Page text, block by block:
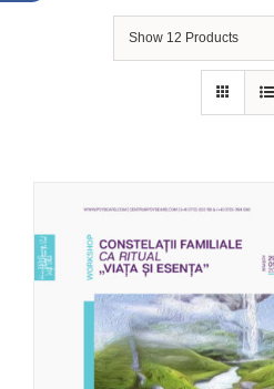
Show 12 Products